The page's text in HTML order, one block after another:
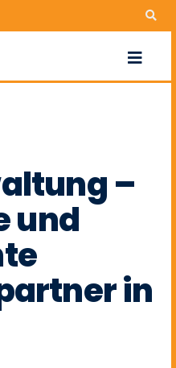
–
und
in